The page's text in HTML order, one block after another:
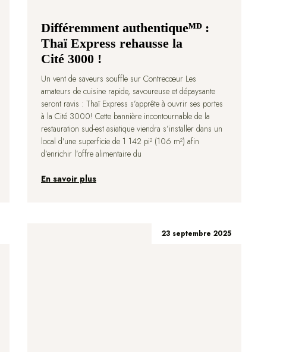
Différemment authentiqueᴹᴰ :
Thaï Express rehausse la
Cité 3000 !
Un vent de saveurs souffle sur Contrecœur Les
amateurs de cuisine rapide, savoureuse et dépaysante
seront ravis : Thaï Express s’apprête à ouvrir ses portes
à la Cité 3000! Cette bannière incontournable de la
restauration sud-est asiatique viendra s’installer dans un
local d’une superficie de 1 142 pi² (106 m²) afin
d’enrichir l’offre alimentaire du
En savoir plus
23 septembre 2025